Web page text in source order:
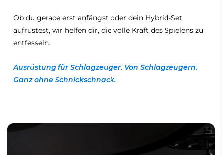
Panorama, Stimmung, Dämpfung, 2-
Band-EQ pro Pad, 8 Umgebungs-
Effektarten, Pad-Layering
mm, ohne Vorsprünge
Ob du gerade erst anfängst oder dein Hybrid-Set
aufrüstest, wir helfen dir, die volle Kraft des Spielens zu
entfesseln.
Ausrüstung für Schlagzeuger. Von Schlagzeugern.
Ganz ohne Schnickschnack.